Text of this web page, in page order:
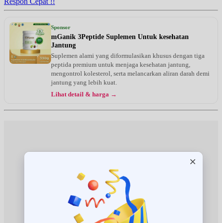
Jam 17:00 - 18:00
EKSEKUTIF
Senin, 31/08/2026
Jam 15:00 - 17:00
Jam 17:00 - 18:00
Sponsor
mGanik 3Peptide Suplemen Untuk kesehatan
Jantung
Suplemen alami yang diformulasikan khusus dengan tiga
peptida premium untuk menjaga kesehatan jantung,
mengontrol kolesterol, serta melancarkan aliran darah demi
jantung yang lebih kuat.
Lihat detail & harga →